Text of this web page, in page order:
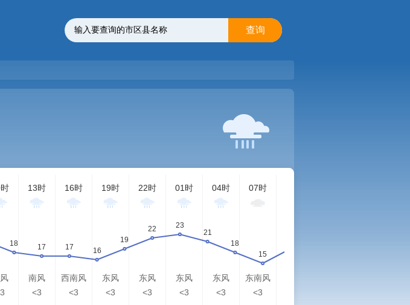
查询
13时
南风
<3
16时
西南风
<3
19时
东风
<3
22时
东风
<3
01时
东风
<3
04时
东风
<3
07时
东南风
<3